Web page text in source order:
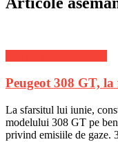
Peugeot 308 GT,
La sfarsitul lui iunie,
modelului 308 GT pe
privind emisiile de gaze.